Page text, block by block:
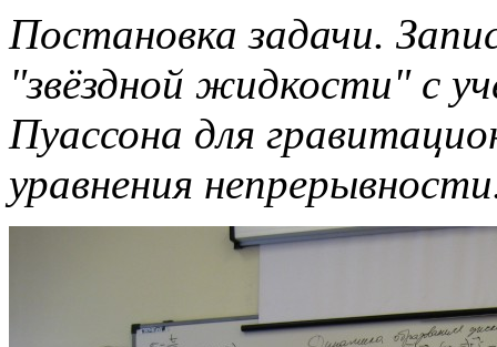
Постановка задачи.
"звёздной жидкости" с
Пуассона для
уравнения